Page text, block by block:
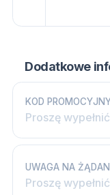
Dodatkowe
KOD
UWAGA NA